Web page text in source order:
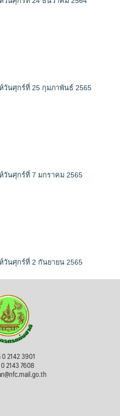
นศุกร์ที่ 25 กุมภาพันธ์ 2565
นศุกร์ที่ 7 มกราคม 2565
นศุกร์ที่ 2 กันยายน 2565
2142 3901
2143 7608